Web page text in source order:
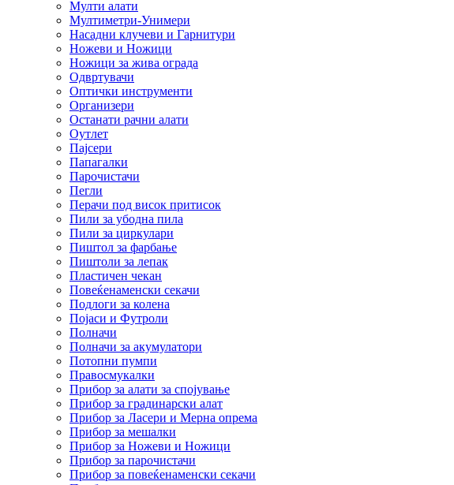
Мулти алати
Мултиметри-Унимери
Насадни клучеви и Гарнитури
Ножеви и Ножици
Ножици за жива ограда
Одвртувачи
Оптички инструменти
Организери
Останати рачни алати
Оутлет
Пајсери
Папагалки
Парочистачи
Пегли
Перачи под висок притисок
Пили за убодна пила
Пили за циркулари
Пиштол за фарбање
Пиштоли за лепак
Пластичен чекан
Повеќенаменски секачи
Подлоги за колена
Појаси и Футроли
Полначи
Полначи за акумулатори
Потопни пумпи
Правосмукалки
Прибор за алати за спојување
Прибор за градинарски алат
Прибор за Ласери и Мерна опрема
Прибор за мешалки
Прибор за Ножеви и Ножици
Прибор за парочистачи
Прибор за повеќенаменски секачи